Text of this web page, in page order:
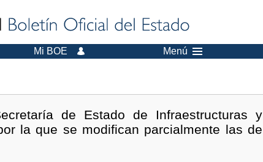
Mi BOE Menú
de Estado de Infraestructuras y
la que se modifican parcialmente las de